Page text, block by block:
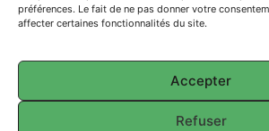
préférences. Le fait de ne pas donner votre
affecter certaines fonctionnalités du site.
Accepter
Refuser
l’intelligence artificielle (IA)
l’industrie dans la
2025 ECOSOLUTIONS CHIMIQUES
Anglais)